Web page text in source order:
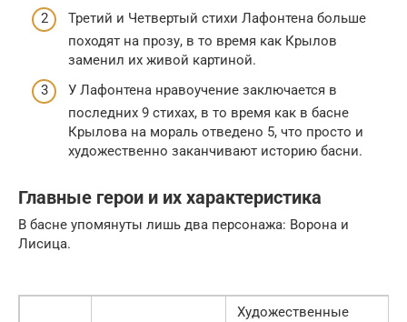
Третий и Четвертый стихи Лафонтена больше
походят на прозу, в то время как Крылов
заменил их живой картиной.
У Лафонтена нравоучение заключается в
последних 9 стихах, в то время как в басне
Крылова на мораль отведено 5, что просто и
художественно заканчивают историю басни.
Главные герои и их характеристика
В басне упомянуты лишь два персонажа: Ворона и
Лисица.
Художественные